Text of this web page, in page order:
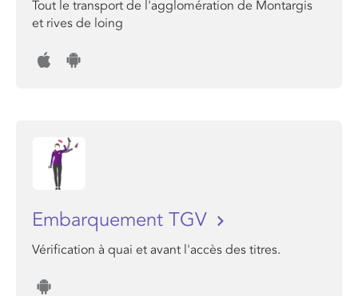
Tout le transport de l'agglomération de Montargis
et rives de loing
Embarquement TGV
Vérification à quai et avant l'accès des titres.